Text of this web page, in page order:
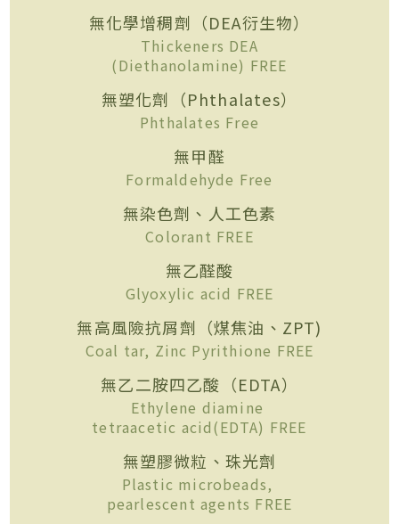
無化學增稠劑（DEA衍生物）
Thickeners DEA
(Diethanolamine) FREE
無塑化劑（Phthalates）
Phthalates Free
無甲醛
Formaldehyde Free
無染色劑、人工色素
Colorant FREE
無乙醛酸
Glyoxylic acid FREE
無高風險抗屑劑（煤焦油、ZPT)
Coal tar, Zinc Pyrithione FREE
無乙二胺四乙酸（EDTA）
Ethylene diamine
tetraacetic acid(EDTA) FREE
無塑膠微粒、珠光劑
Plastic microbeads,
pearlescent agents FREE